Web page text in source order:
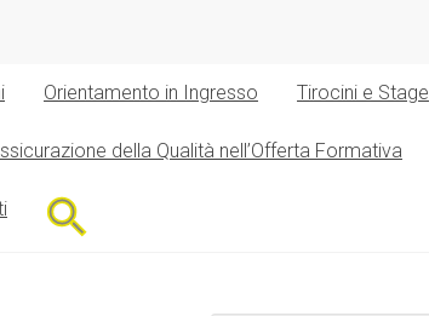
Orientamento in Ingresso Tirocini e Stage
della Qualità nell’Offerta Formativa